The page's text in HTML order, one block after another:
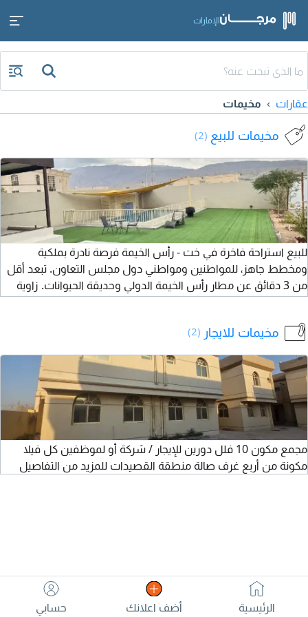
الإمارات
عقارات مخيمات
مخيمات للبيع (2)
للبيع استراحة فاخرة في خت - رأس الخيمة فرصة نادرة بملكية
ومخطط جاهز، للمواطنين ومواطني دول مجلس التعاون. تبعد أقل
من 3 دقائق عن مطار رأس الخيمة الدولي وحديقة الحيوانات. زاوية
بمساحة 10000 قدم واطلالة جبلية بانورامية. 3 غرف ماستر، مجلس،
خارجية، منطقة شواء وألعاب اطفال. مفروشة بالكامل وجاهزة
للسكن، والبناء مسلح مع شهادة إ
مخيمات للايجار (2)
مجمع مكون 10 فلل دورين للإيجار / شركة أو لموظفين كل فيلا
مكونة من أربع غرف صالة منطقة القصيدات للمزيد من التفاصيل
الرئيسية أضف اعلانك حسابي